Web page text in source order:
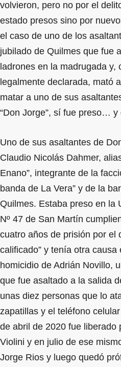
volvieron, pero no por el
estado presos sino por
el caso de uno de los
jubilado de Quilmes que fue
ladrones en la madrugada y,
legalmente declarada, mató
matar a uno de sus
“Don Jorge”, sí fue preso…
Uno de sus asaltantes de
Claudio Nicolás Dahmer,
Enano”, integrante de la
banda de La Vera” y de la
Quilmes. Estaba preso en la
Nº 47 de San Martín
cuatro años de prisión por el
calificado” y tenía otra causa
homicidio de Adrián Novillo,
que fue asaltado a la salida
unas diez personas que lo
zapatillas y el teléfono
de abril de 2020 fue liberado
Violini y en julio de ese
Jorge Rios y luego quedó